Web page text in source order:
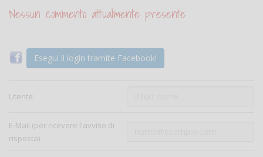
Nessun commento attualmente presente
Esegui il login tramite Facebook!
Utente:
E-Mail (per ricevere l'avviso di
risposta)